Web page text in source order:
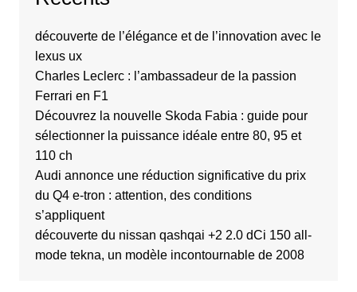
découverte de l’élégance et de l’innovation avec le
lexus ux
Charles Leclerc : l’ambassadeur de la passion
Ferrari en F1
Découvrez la nouvelle Skoda Fabia : guide pour
sélectionner la puissance idéale entre 80, 95 et
110 ch
Audi annonce une réduction significative du prix
du Q4 e-tron : attention, des conditions
s’appliquent
découverte du nissan qashqai +2 2.0 dCi 150 all-
mode tekna, un modèle incontournable de 2008